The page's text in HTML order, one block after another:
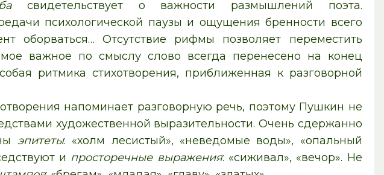
свидетельствует о важности размышлений поэта.
психологической паузы и ощущения бренности всего
оборваться… Отсутствие рифмы позволяет переместить
важное по смыслу слово всегда перенесено на конец
ритмика стихотворения, приближенная к разговорной
напоминает разговорную речь, поэтому Пушкин не
художественной выразительности. Очень сдержанно
эпитеты: «холм лесистый», «неведомые воды», «опальный
и просторечные выражения: «сиживал», «вечор». Не